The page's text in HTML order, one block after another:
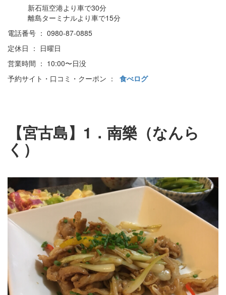
新石垣空港より車で30分
離島ターミナルより車で15分
電話番号 ： 0980-87-0885
定休日 ： 日曜日
営業時間 ： 10:00〜日没
予約サイト・口コミ・クーポン ： 食べログ
【宮古島】1．南樂（なんら
く）